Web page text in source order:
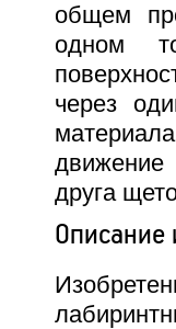
общем
одном
через
друга
Описание